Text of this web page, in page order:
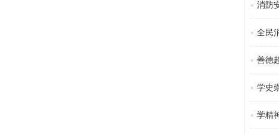
消防
全民
善德
学史
学精